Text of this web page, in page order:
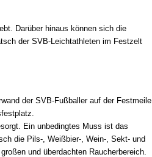
Darüber hinaus können sich die
der SVB-Leichtathleten im Festzelt
der SVB-Fußballer auf der Festmeile
Ein unbedingtes Muss ist das
die Pils-, Weißbier-, Wein-, Sekt- und
und überdachten Raucherbereich.